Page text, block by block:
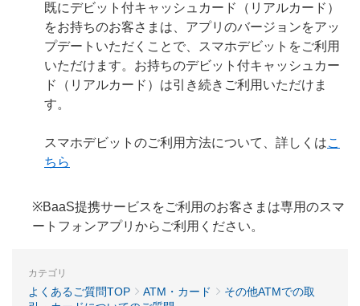
既にデビット付キャッシュカード（リアルカード）
をお持ちのお客さまは、アプリのバージョンをアッ
プデートいただくことで、スマホデビットをご利用
いただけます。お持ちのデビット付キャッシュカー
ド（リアルカード）は引き続きご利用いただけま
す。
スマホデビットのご利用方法について、詳しくはこ
ちら
※BaaS提携サービスをご利用のお客さまは専用のスマ
ートフォンアプリからご利用ください。
カテゴリ
よくあるご質問TOP ATM・カード
その他ATMでの取